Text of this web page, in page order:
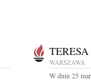
WARSZAWA
W dniu 25